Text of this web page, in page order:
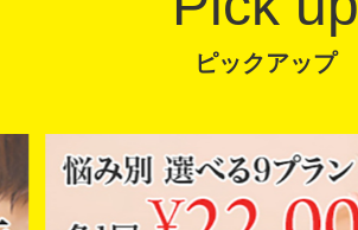
ピックアップ